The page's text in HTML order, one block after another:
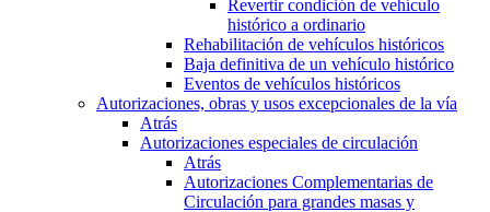
Revertir condición de vehículo
histórico a ordinario
Rehabilitación de vehículos históricos
Baja definitiva de un vehículo histórico
Eventos de vehículos históricos
Autorizaciones, obras y usos excepcionales de la vía
Atrás
Autorizaciones especiales de circulación
Atrás
Autorizaciones Complementarias de
Circulación para grandes masas y